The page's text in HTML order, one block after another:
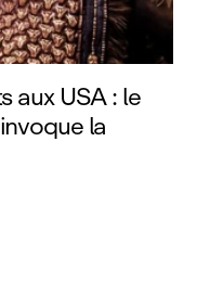
aux USA : le
la